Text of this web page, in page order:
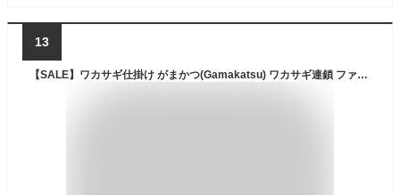
13
【SALE】ワカサギ仕掛け がまかつ(Gamakatsu) ワカサギ連鎖 ファイバーケイムラ金鈎 5本仕掛2-0.3 5個セット 5本仕掛け 送料無料